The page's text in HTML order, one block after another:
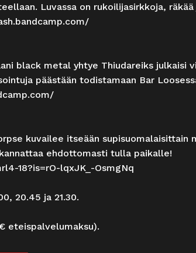
Luvassa on rukoilijasirkkoja,
black metal yhtye Thiudareiks julkaisi
päästään todistamaan Bar
kuvailee itseään
ehdottomasti tulla paikalle!
18?is=rO-lqxJK_-OsmgNq
20.45 ja 21.30.
eteispalvelumaksu).